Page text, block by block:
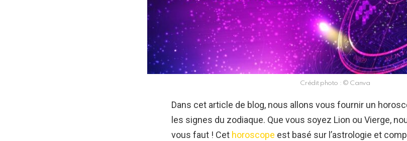
Crédit photo : © Canva
Dans cet article de blog, nous allons vous fournir un
les signes du zodiaque. Que vous soyez Lion ou Vierge,
vous faut ! Cet horoscope est basé sur l’astrologie et